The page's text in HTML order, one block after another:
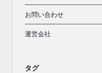
お問い合わせ
運営会社
タグ